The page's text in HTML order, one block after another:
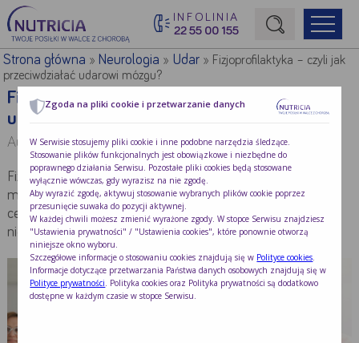
INFOLINIA
22 55 00 155
Początek treści głównej
Strona główna » Neurologia » Udar » Fizjoprofilaktyka – czyli jak
przeciwdziałać udarowi mózgu?
Fizjoprofilaktyka – czyli jak przeciwdziałać
udarowi mózgu?
Autor:Dr hab. n. o zdrowiu Anna Brzęk
Fizjoprofilaktyka to wszelkie działania z wykorzystaniem
metod, form i środków fizjoterapeutycznych, które mają na
celu zapobiegać, spowalniać lub cofać skutki
nieprawidłowego stylu życia i/lub procesów chorobowych.
Zgoda na pliki cookie i przetwarzanie danych
W Serwisie stosujemy pliki cookie i inne podobne narzędzia śledzące.
Stosowanie plików funkcjonalnych jest obowiązkowe i niezbędne do
poprawnego działania Serwisu. Pozostałe pliki cookies będą stosowane
wyłącznie wówczas, gdy wyrazisz na nie zgodę.
Aby wyrazić zgodę, aktywuj stosowanie wybranych plików cookie poprzez
przesunięcie suwaka do pozycji aktywnej.
W każdej chwili możesz zmienić wyrażone zgody. W stopce Serwisu znajdziesz
"Ustawienia prywatności" / "Ustawienia cookies", które ponownie otworzą
niniejsze okno wyboru.
Szczegółowe informacje o stosowaniu cookies znajdują się w Polityce cookies
Informacje dotyczące przetwarzania Państwa danych osobowych znajdują się w
Polityce prywatności . Polityka cookies oraz Polityka prywatności są dodatkowo
dostępne w każdym czasie w stopce Serwisu.